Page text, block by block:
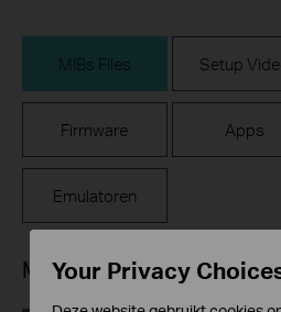
MIBs Files Setup
Firmware Apps
Emulatoren
MIBs Files
Your Privacy